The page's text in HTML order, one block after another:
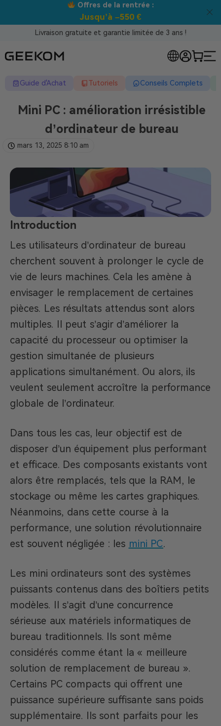
Meilleur prix garanti
Livraison gratuite et garantie limitée de 3 ans !
Guide d'Achat Tutoriels Conseils Complets
Mini PC : amélioration irrésistible
d’ordinateur de bureau
mars 13, 2025 8:10 am
Introduction
Les utilisateurs d’ordinateur de bureau
cherchent souvent à prolonger le cycle de
vie de leurs machines. Cela les amène à
envisager le remplacement de certaines
pièces. Les résultats attendus sont alors
multiples. Il peut s’agir d’améliorer la
capacité du processeur ou optimiser la
gestion simultanée de plusieurs
applications simultanément. Ou alors, ils
veulent seulement accroître la performance
globale de l’ordinateur.
Dans tous les cas, leur objectif est de
disposer d’un équipement plus performant
et efficace. Des composants existants vont
alors être remplacés, tels que la RAM, le
stockage ou même les cartes graphiques.
Néanmoins, dans cette course à la
performance, une solution révolutionnaire
est souvent négligée : les mini PC.
Les mini ordinateurs sont des systèmes
puissants contenus dans des boîtiers petits
modèles. Il s’agit d’une concurrence
sérieuse aux matériels informatiques de
bureau traditionnels. Ils sont même
considérés comme étant la « meilleure
solution de remplacement de bureau ».
Certains PC compacts qui offrent une
puissance supérieure suffisante sans poids
supplémentaire. Ils sont parfaits pour les